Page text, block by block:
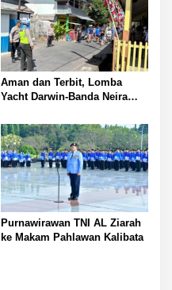
Aman dan Terbit, Lomba
Yacht Darwin-Banda Neira
Purnawirawan TNI AL Ziarah
ke Makam Pahlawan Kalibata